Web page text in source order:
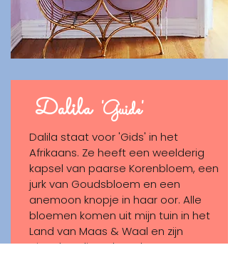
SHOP
Dalila 'Guide'
Dalila staat voor 'Gids' in het
Afrikaans. Ze heeft een weelderig
kapsel van paarse Korenbloem, een
jurk van Goudsbloem en een
anemoon knopje in haar oor. Alle
bloemen komen uit mijn tuin in het
Land van Maas & Waal en zijn
eigenhandig gekweekt.